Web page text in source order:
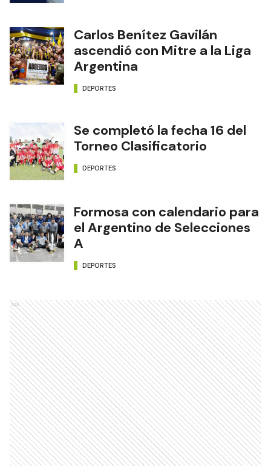
Carlos Benítez Gavilán
ascendió con Mitre a la Liga
Argentina
DEPORTES
Se completó la fecha 16 del
Torneo Clasificatorio
DEPORTES
Formosa con calendario para
el Argentino de Selecciones
A
DEPORTES
Ads